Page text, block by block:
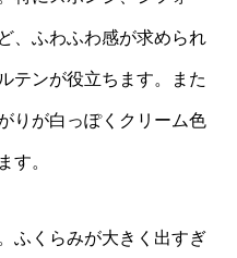
、ふわふわ感が求められ
テンが役立ちます。また
りが白っぽくクリーム色
す。
ふくらみが大きく出すぎ